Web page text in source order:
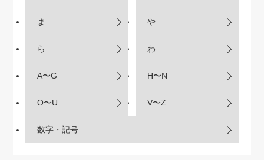
ま や
ら わ
A〜G H〜N
O〜U V〜Z
数字・記号